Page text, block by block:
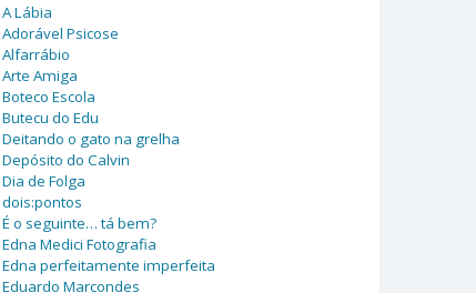
A Lábia
Adorável Psicose
Alfarrábio
Arte Amiga
Boteco Escola
Butecu do Edu
Deitando o gato na grelha
Depósito do Calvin
Dia de Folga
dois:pontos
É o seguinte… tá bem?
Edna Medici Fotografia
Edna perfeitamente imperfeita
Eduardo Marcondes